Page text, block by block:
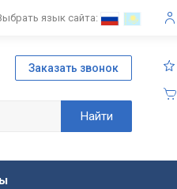
язык сайта: